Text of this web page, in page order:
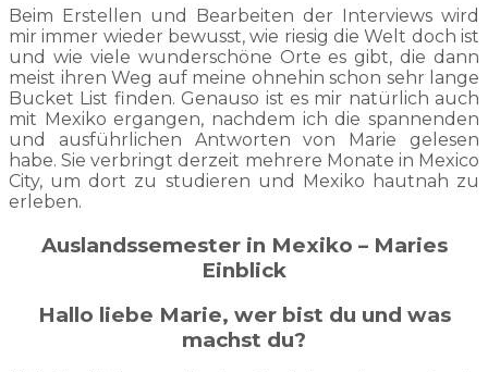
Beim Erstellen und Bearbeiten der Interviews wird
mir immer wieder bewusst, wie riesig die Welt doch ist
und wie viele wunderschöne Orte es gibt, die dann
meist ihren Weg auf meine ohnehin schon sehr lange
Bucket List finden. Genauso ist es mir natürlich auch
mit Mexiko ergangen, nachdem ich die spannenden
und ausführlichen Antworten von Marie gelesen
habe. Sie verbringt derzeit mehrere Monate in Mexico
City, um dort zu studieren und Mexiko hautnah zu
erleben.
Auslandssemester in Mexiko – Maries
Einblick
Hallo liebe Marie, wer bist du und was
machst du?